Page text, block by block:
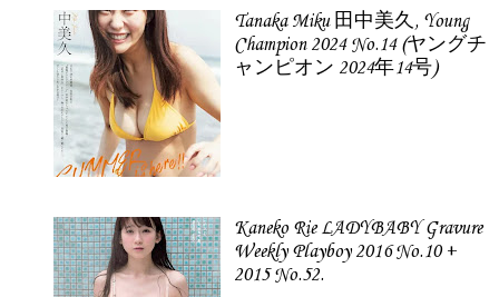
Tanaka Miku 田中美久, Young
Champion 2024 No.14 (ヤングチ
ャンピオン 2024年14号)
Kaneko Rie LADYBABY Gravure
Weekly Playboy 2016 No.10 +
2015 No.52.